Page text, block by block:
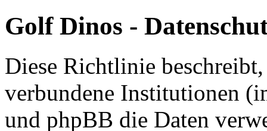
Golf Dinos -
Diese Richtlinie
verbundene Institutionen
und phpBB die Daten